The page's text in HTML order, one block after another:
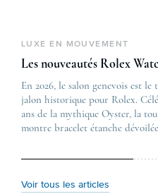
Voir tous les articles
LUXE EN MOUVEMENT
En 2026, le salon genevois est le
jalon historique pour Rolex.
ans de la mythique Oyster, la
montre bracelet étanche
commémorative alliant héritage
métallurgique à la